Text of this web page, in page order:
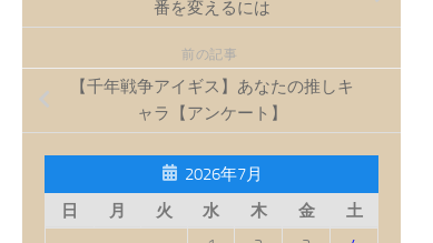
番を変えるには
前の記事
【千年戦争アイギス】あなたの推しキ
ャラ【アンケート】
2026年7月
日
月 火 水 木 金
土